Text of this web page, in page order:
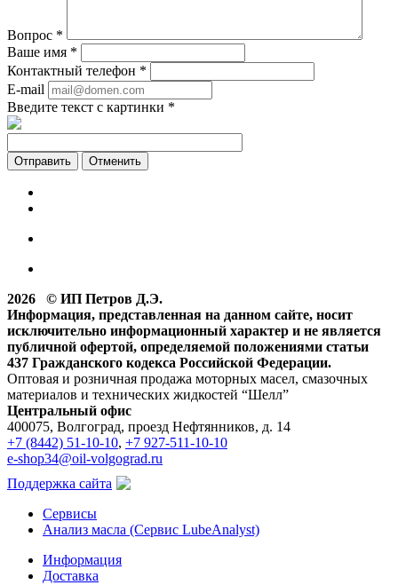
Вопрос *
Ваше имя *
Контактный телефон *
E-mail
Введите текст с картинки *
Отменить
2026 © ИП Петров Д.Э.
Информация, представленная на данном сайте, носит
исключительно информационный характер и не является
публичной офертой, определяемой положениями статьи
437 Гражданского кодекса Российской Федерации.
Оптовая и розничная продажа моторных масел, смазочных
материалов и технических жидкостей “Шелл”
Центральный офис
400075, Волгоград, проезд Нефтянников, д. 14
+7 (8442) 51-10-10, +7 927-511-10-10
e-shop34@oil-volgograd.ru
Поддержка сайта
Сервисы
Анализ масла (Сервис LubeAnalyst)
Информация
Доставка